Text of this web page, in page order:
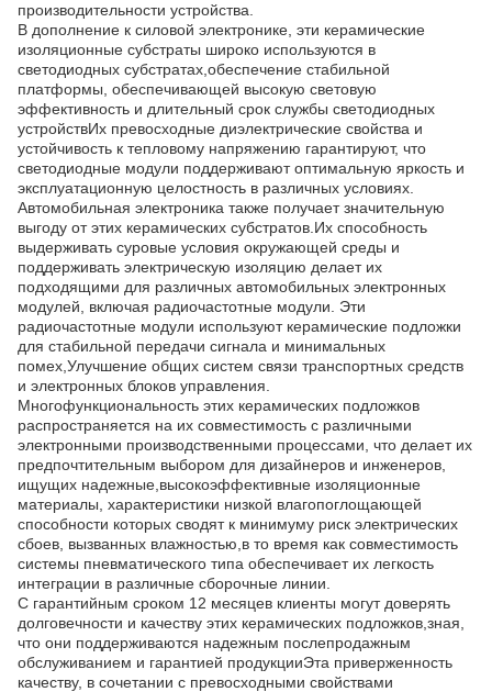
производительности устройства.
В дополнение к силовой электронике, эти керамические
изоляционные субстраты широко используются в
светодиодных субстратах,обеспечение стабильной
платформы, обеспечивающей высокую световую
эффективность и длительный срок службы светодиодных
устройствИх превосходные диэлектрические свойства и
устойчивость к тепловому напряжению гарантируют, что
светодиодные модули поддерживают оптимальную яркость и
эксплуатационную целостность в различных условиях.
Автомобильная электроника также получает значительную
выгоду от этих керамических субстратов.Их способность
выдерживать суровые условия окружающей среды и
поддерживать электрическую изоляцию делает их
подходящими для различных автомобильных электронных
модулей, включая радиочастотные модули. Эти
радиочастотные модули используют керамические подложки
для стабильной передачи сигнала и минимальных
помех,Улучшение общих систем связи транспортных средств
и электронных блоков управления.
Многофункциональность этих керамических подложков
распространяется на их совместимость с различными
электронными производственными процессами, что делает их
предпочтительным выбором для дизайнеров и инженеров,
ищущих надежные,высокоэффективные изоляционные
материалы, характеристики низкой влагопоглощающей
способности которых сводят к минимуму риск электрических
сбоев, вызванных влажностью,в то время как совместимость
системы пневматического типа обеспечивает их легкость
интеграции в различные сборочные линии.
С гарантийным сроком 12 месяцев клиенты могут доверять
долговечности и качеству этих керамических подложков,зная,
что они поддерживаются надежным послепродажным
обслуживанием и гарантией продукцииЭта приверженность
качеству, в сочетании с превосходными свойствами